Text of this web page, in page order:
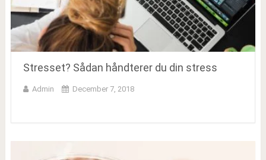
Stresset? Sådan håndterer du din stress
Admin December 7, 2018